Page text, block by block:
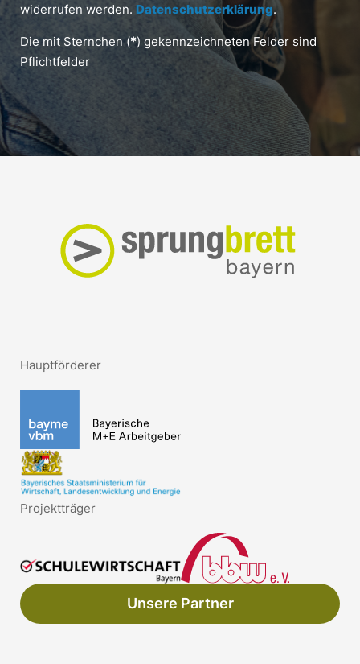
widerrufen werden. Datenschutzerklärung.
Die mit Sternchen (*) gekennzeichneten Felder sind
Pflichtfelder
Hauptförderer
Projektträger
Unsere Partner